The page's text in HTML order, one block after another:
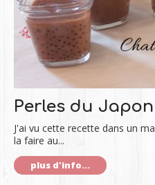
Perles du
J'ai vu cette recette dans un
la faire au...
plus d'info...